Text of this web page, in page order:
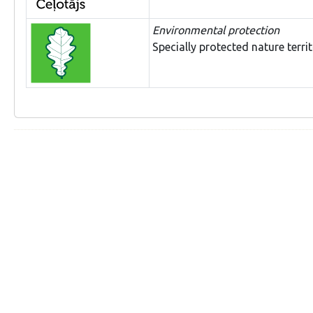
Environmental protection
Specially protected nature